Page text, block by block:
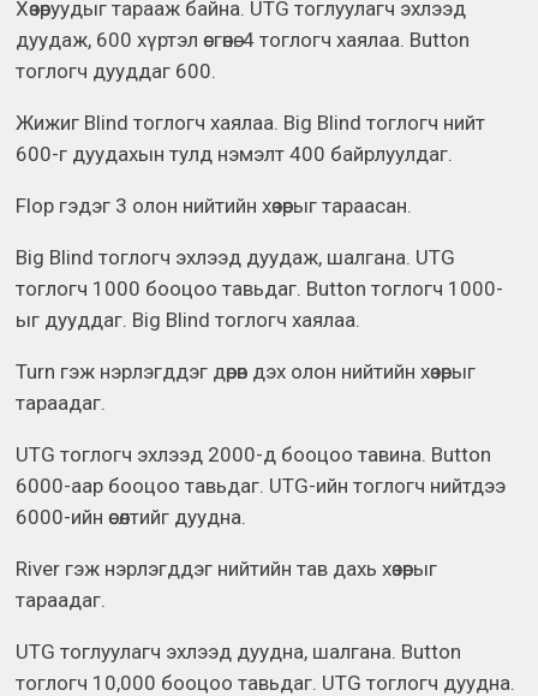
Хөзөруудыг тарааж байна. UTG тоглуулагч эхлээд
дуудаж, 600 хүртэл өсгөнө. 4 тоглогч хаялаа. Button
тоглогч дууддаг 600.
Жижиг Blind тоглогч хаялаа. Big Blind тоглогч нийт
600-г дуудахын тулд нэмэлт 400 байрлуулдаг.
Flop гэдэг 3 олон нийтийн хөзөрыг тараасан.
Big Blind тоглогч эхлээд дуудаж, шалгана. UTG
тоглогч 1000 бооцоо тавьдаг. Button тоглогч 1000-
ыг дууддаг. Big Blind тоглогч хаялаа.
Turn гэж нэрлэгддэг дөрөв дэх олон нийтийн хөзөрыг
тараадаг.
UTG тоглогч эхлээд 2000-д бооцоо тавина. Button
6000-аар бооцоо тавьдаг. UTG-ийн тоглогч нийтдээ
6000-ийн өсөлтийг дуудна.
River гэж нэрлэгддэг нийтийн тав дахь хөзөрыг
тараадаг.
UTG тоглуулагч эхлээд дуудна, шалгана. Button
тоглогч 10,000 бооцоо тавьдаг. UTG тоглогч дуудна.